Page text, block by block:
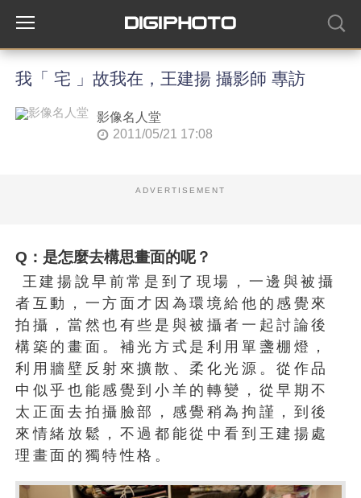
我「 宅 」故我在，王建揚 攝影師 專訪
影像名人堂
2011/05/21 17:08
ADVERTISEMENT
Q： 是怎麼去構思畫面的呢？
王建揚說早前常是到了現場，一邊與被攝
者互動，一方面才因為環境給他的感覺來
拍攝，當然也有些是與被攝者一起討論後
構築的畫面。補光方式是利用單盞棚燈，
利用牆壁反射來擴散、柔化光源。從作品
中似乎也能感覺到小羊的轉變，從早期不
太正面去拍攝臉部，感覺稍為拘謹，到後
來情緒放鬆，不過都能從中看到王建揚處
理畫面的獨特性格。